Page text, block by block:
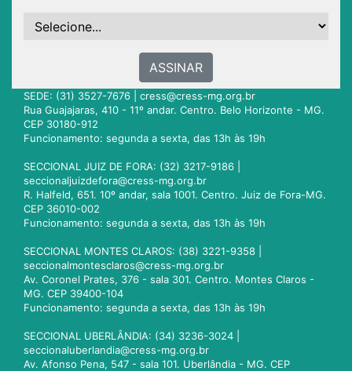
ASSINAR
SEDE: (31) 3527-7676 | cress@cress-mg.org.br
Rua Guajajaras, 410 - 11º andar. Centro. Belo Horizonte - MG.
CEP 30180-912
Funcionamento: segunda a sexta, das 13h às 19h
SECCIONAL JUIZ DE FORA: (32) 3217-9186 |
seccionaljuizdefora@cress-mg.org.br
R. Halfeld, 651. 10º andar, sala 1001. Centro. Juiz de Fora-MG.
CEP 36010-002
Funcionamento: segunda a sexta, das 13h às 19h
SECCIONAL MONTES CLAROS: (38) 3221-9358 |
seccionalmontesclaros@cress-mg.org.br
Av. Coronel Prates, 376 - sala 301. Centro. Montes Claros -
MG. CEP 39400-104
Funcionamento: segunda a sexta, das 13h às 19h
SECCIONAL UBERLÂNDIA: (34) 3236-3024 |
seccionaluberlandia@cress-mg.org.br
Av. Afonso Pena, 547 - sala 101. Uberlândia - MG. CEP